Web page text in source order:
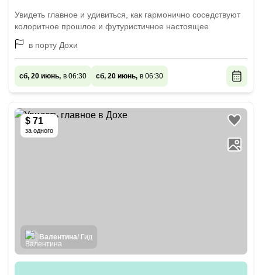
Увидеть главное и удивиться, как гармонично соседствуют
колоритное прошлое и футуристичное настоящее
в порту Дохи
сб, 20 июнь, в 06:30 сб, 20 июнь, в 06:30
$ 71
за одного
Валентина/ Гид